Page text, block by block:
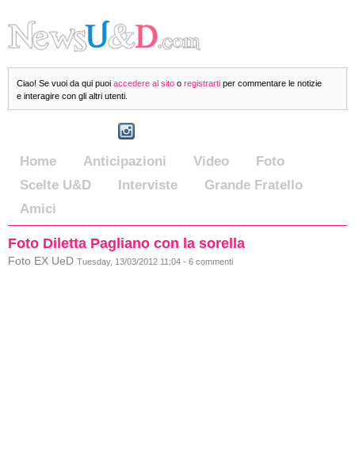
Ciao! Se vuoi da qui puoi accedere al sito o registrarti per commentare le notizie
e interagire con gli altri utenti.
Home Anticipazioni Video
Foto
Scelte U&D
Interviste
Grande Fratello
Amici
Foto Diletta Pagliano con la sorella
Foto EX UeD Tuesday, 13/03/2012 11:04 - 6 commenti